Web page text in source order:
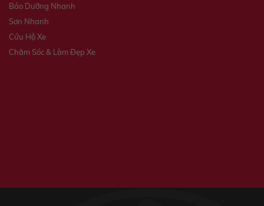
Bảo Dưỡng Nhanh
Sơn Nhanh
Cứu Hộ Xe
Chăm Sóc & Làm Đẹp Xe